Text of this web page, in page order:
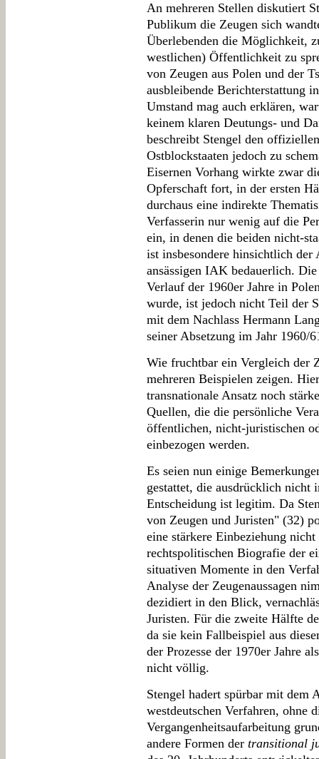
An mehreren Stellen diskutiert
Publikum die Zeugen sich
Überlebenden die Möglichkeit,
westlichen) Öffentlichkeit zu
von Zeugen aus Polen und der
ausbleibende Berichterstattung
Umstand mag auch erklären,
keinem klaren Deutungs- und
beschreibt Stengel den
Ostblockstaaten jedoch zu
Eisernen Vorhang wirkte zwar
Opferschaft fort, in der ersten
durchaus eine indirekte
Verfasserin nur wenig auf die
ein, in denen die beiden nicht-
ist insbesondere hinsichtlich der
ansässigen IAK bedauerlich.
Verlauf der 1960er Jahre in
wurde, ist jedoch nicht Teil der
mit dem Nachlass Hermann
seiner Absetzung im Jahr 1960/
Wie fruchtbar ein Vergleich der
mehreren Beispielen zeigen.
transnationale Ansatz noch
Quellen, die die persönliche
öffentlichen, nicht-juristischen
einbezogen werden.
Es seien nun einige
gestattet, die ausdrücklich nicht
Entscheidung ist legitim. Da
von Zeugen und Juristen" (32)
eine stärkere Einbeziehung
rechtspolitischen Biografie der
situativen Momente in den
Analyse der Zeugenaussagen
dezidiert in den Blick,
Juristen. Für die zweite Hälfte
da sie kein Fallbeispiel aus
der Prozesse der 1970er Jahre
nicht völlig.
Stengel hadert spürbar mit dem
westdeutschen Verfahren, ohne
Vergangenheitsaufarbeitung
andere Formen der transitional